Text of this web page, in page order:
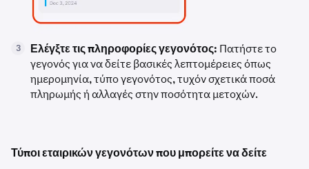
3 Ελέγξτε τις πληροφορίες γεγονότος: Πατήστε το
γεγονός για να δείτε βασικές λεπτομέρειες όπως
ημερομηνία, τύπο γεγονότος, τυχόν σχετικά ποσά
πληρωμής ή αλλαγές στην ποσότητα μετοχών.
Τύποι εταιρικών γεγονότων που μπορείτε να δείτε